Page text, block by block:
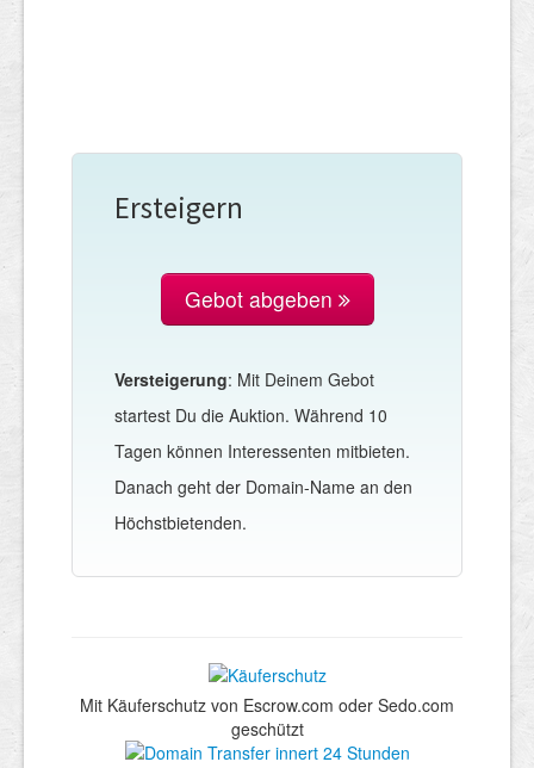
Ersteigern
Gebot abgeben
Versteigerung: Mit Deinem Gebot
startest Du die Auktion. Während 10
Tagen können Interessenten mitbieten.
Danach geht der Domain-Name an den
Höchstbietenden.
Mit Käuferschutz von Escrow.com oder Sedo.com
geschützt